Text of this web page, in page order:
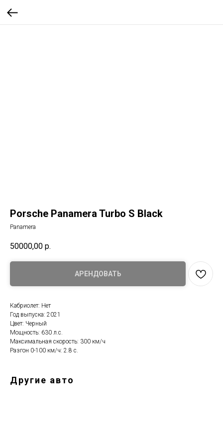
Porsche Panamera Turbo S Black
Panamera
50000,00 р.
АРЕНДОВАТЬ
Кабриолет: Нет
Год выпуска: 2021
Цвет: Черный
Мощность: 630 л.с.
Максимальная скорость: 300 км/ч
Разгон 0-100 км/ч: 2.8 с.
Другие авто